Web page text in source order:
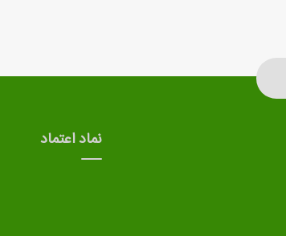
نماد اعتماد